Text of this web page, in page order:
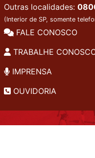
Outras localidades:
(Interior de SP, somente
FALE CONOSCO
TRABALHE
IMPRENSA
OUVIDORIA